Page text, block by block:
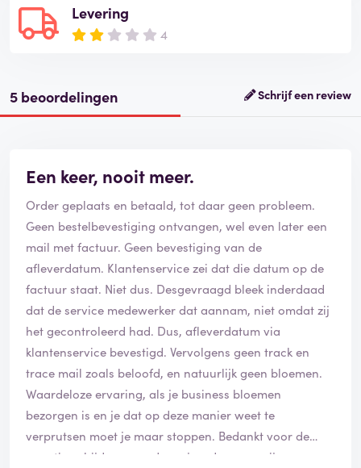
Levering
4
5 beoordelingen Schrijf een review
Een keer, nooit meer.
Order geplaats en betaald, tot daar geen probleem.
Geen bestelbevestiging ontvangen, wel even later een
mail met factuur. Geen bevestiging van de
afleverdatum. Klantenservice zei dat die datum op de
factuur staat. Niet dus. Desgevraagd bleek inderdaad
dat de service medewerker dat aannam, niet omdat zij
het gecontroleerd had. Dus, afleverdatum via
klantenservice bevestigd. Vervolgens geen track en
trace mail zoals beloofd, en natuurlijk geen bloemen.
Waardeloze ervaring, als je business bloemen
bezorgen is en je dat op deze manier weet te
verprutsen moet je maar stoppen. Bedankt voor de
negatieve bijdrag aan de verjaardag van mijn vrouw,